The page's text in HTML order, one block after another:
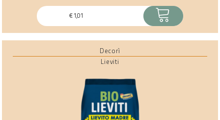
€1,01 ACQUISTA
Decorì
Lieviti